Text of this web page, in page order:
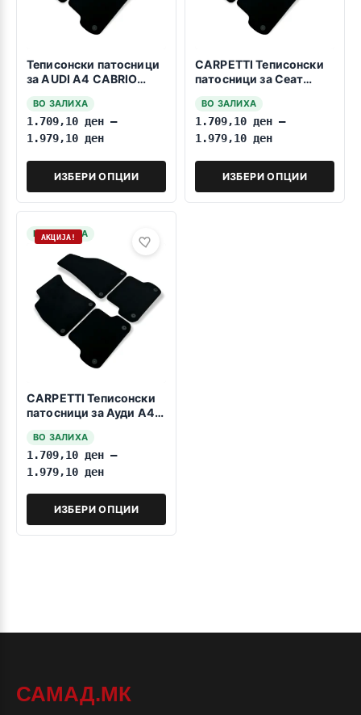
Теписонски патосници
за AUDI A4 CABRIO
ВО ЗАЛИХА
1.709,10 ден –
1.979,10 ден
ИЗБЕРИ ОПЦИИ
CARPETTI Теписонски
патосници за Сеат
ВО ЗАЛИХА
1.709,10 ден –
1.979,10 ден
ИЗБЕРИ ОПЦИИ
НА ЗАЛИХА
АКЦИЈА!
CARPETTI Теписонски
патосници за Ауди А4
ВО ЗАЛИХА
1.709,10 ден –
1.979,10 ден
ИЗБЕРИ ОПЦИИ
САМАД.МК